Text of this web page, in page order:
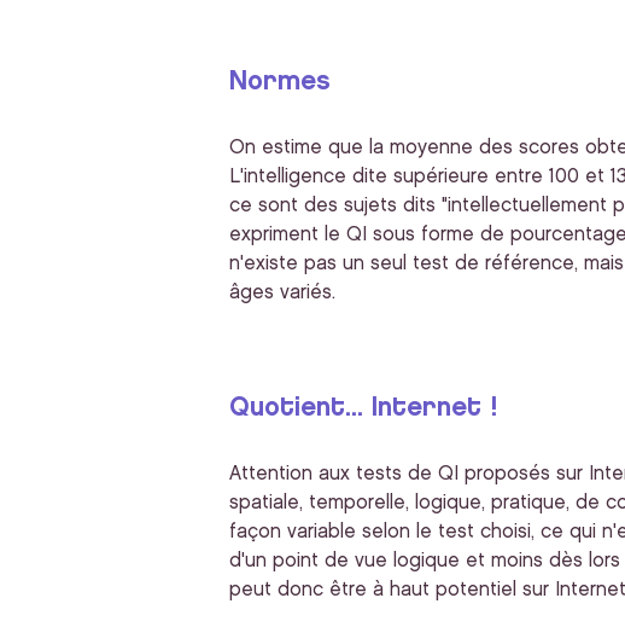
Normes
On estime que la moyenne des scores
L'intelligence dite supérieure entre 100 et
ce sont des sujets dits "intellectuellement
expriment le QI sous forme de
n'existe pas un seul test de référence,
âges variés.
Quotient... Internet !
Attention aux tests de QI proposés sur
spatiale, temporelle, logique, pratique, de
façon variable selon le test choisi, ce qui
d'un point de vue logique et moins dès
peut donc être à haut potentiel sur